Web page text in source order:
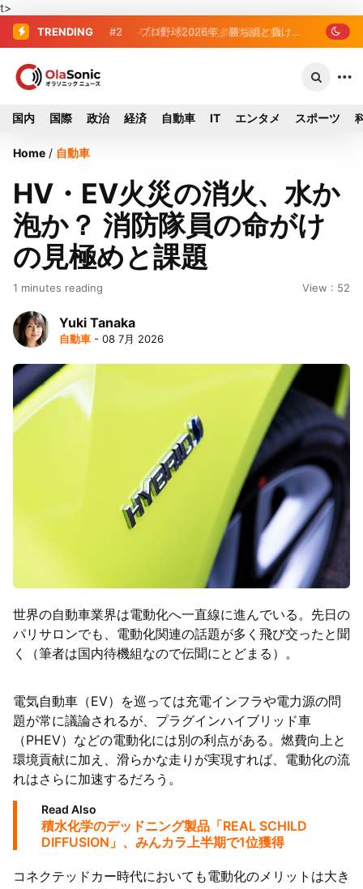
t>
TRENDING #2 プロ野球2026年、勝ち組と負
#3 ＜訃報＞元自民党参院議員の藤野公
国内 国際 政治 経済 自動車 IT エンタメ スポーツ
Home / 自動車
HV・EV火災の消火、水か
泡か？ 消防隊員の命がけ
の見極めと課題
1 minutes reading View : 52
Yuki Tanaka
自動車 - 08 7月 2026
世界の自動車業界は電動化へ一直線に進んでいる。先日の
パリサロンでも、電動化関連の話題が多く飛び交ったと聞
く（筆者は国内待機組なので伝聞にとどまる）。
電気自動車（EV）を巡っては充電インフラや電力源の問
題が常に議論されるが、プラグインハイブリッド車
（PHEV）などの電動化には別の利点がある。燃費向上と
環境貢献に加え、滑らかな走りが実現すれば、電動化の流
れはさらに加速するだろう。
Read Also
積水化学のデッドニング製品「REAL SCHILD
DIFFUSION」、みんカラ上半期で1位獲得
コネクテッドカー時代においても電動化のメリットは大き